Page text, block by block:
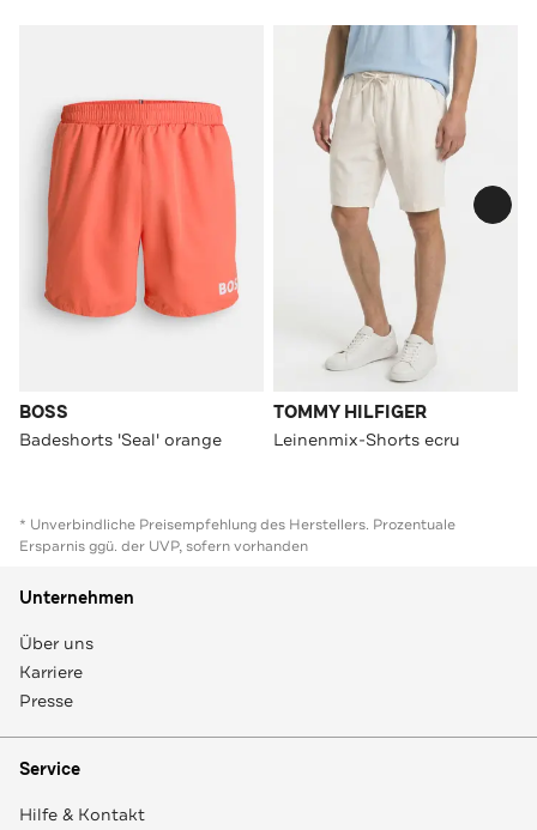
BOSS
Badeshorts 'Seal' orange
TOMMY HILFIGER
Leinenmix-Shorts ecru
* Unverbindliche Preisempfehlung des Herstellers. Prozentuale
Ersparnis ggü. der UVP, sofern vorhanden
Unternehmen
Über uns
Karriere
Presse
Service
Hilfe & Kontakt